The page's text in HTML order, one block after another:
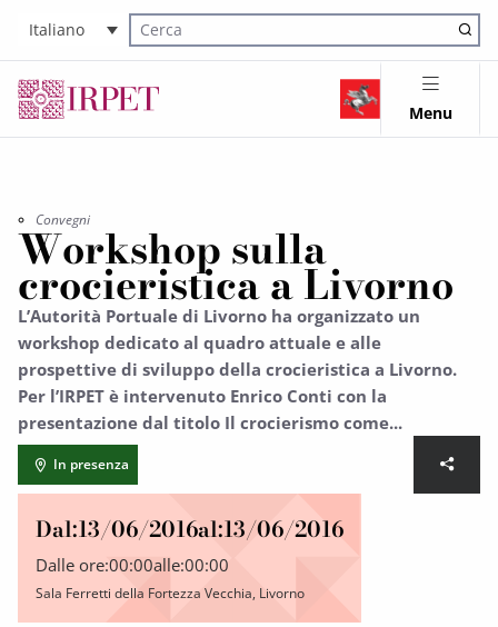
Italiano
Cerca nel sito
Menu
Convegni
Workshop sulla
crocieristica a Livorno
L’Autorità Portuale di Livorno ha organizzato un
workshop dedicato al quadro attuale e alle
prospettive di sviluppo della crocieristica a Livorno.
Per l’IRPET è intervenuto Enrico Conti con la
presentazione dal titolo Il crocierismo come...
In presenza
Dal:13/06/2016al:13/06/2016
Dalle ore:00:00alle:00:00
Sala Ferretti della Fortezza Vecchia, Livorno